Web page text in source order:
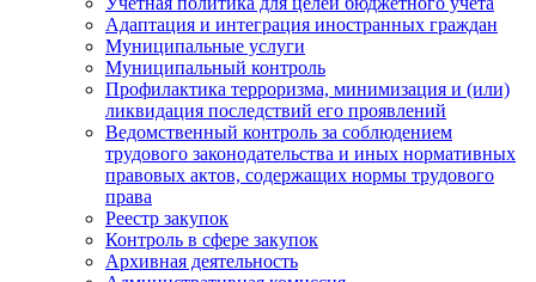
Адаптация и интеграция иностранных граждан
Муниципальные услуги
Муниципальный контроль
Профилактика терроризма, минимизация и (или)
ликвидация последствий его проявлений
Ведомственный контроль за соблюдением
трудового законодательства и иных нормативных
правовых актов, содержащих нормы трудового
права
Реестр закупок
Контроль в сфере закупок
Архивная деятельность